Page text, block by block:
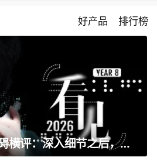
好产品 排行榜
6大品牌手机无障碍横评：深入细节之后，似乎只有苹果能挺住？｜ 看见2026